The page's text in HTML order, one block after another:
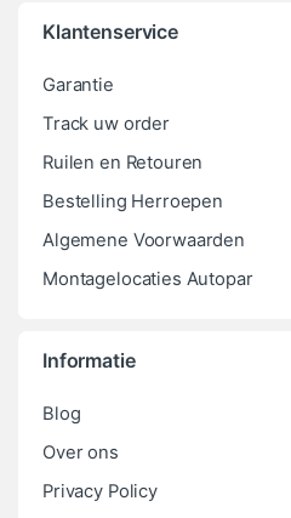
Klantenservice
Garantie
Track uw order
Ruilen en Retouren
Bestelling Herroepen
Algemene Voorwaarden
Montagelocaties Autopar
Informatie
Blog
Over ons
Privacy Policy